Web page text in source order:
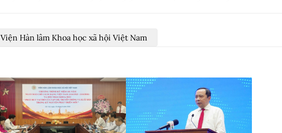
Viện Hàn lâm Khoa học xã hội Việt Nam